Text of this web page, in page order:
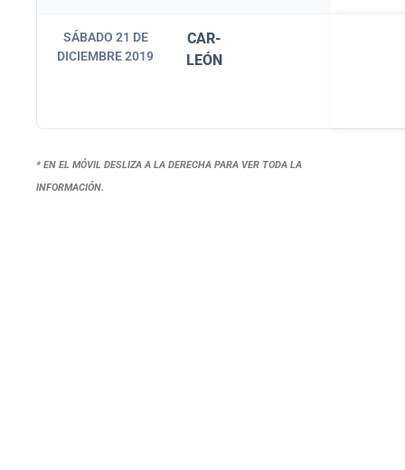
SÁBADO 21 DE
DICIEMBRE 2019
CAR-
LEÓN
* EN EL MÓVIL DESLIZA A LA DERECHA PARA VER TODA LA
INFORMACIÓN.